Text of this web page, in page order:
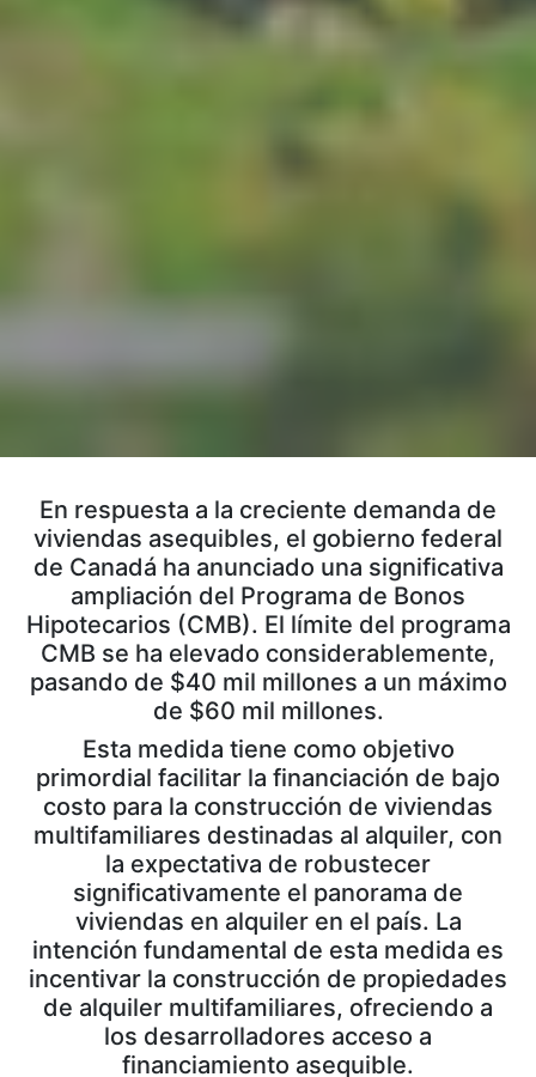
En respuesta a la creciente demanda de
viviendas asequibles, el gobierno federal
de Canadá ha anunciado una significativa
ampliación del Programa de Bonos
Hipotecarios (CMB). El límite del programa
CMB se ha elevado considerablemente,
pasando de $40 mil millones a un máximo
de $60 mil millones.
Esta medida tiene como objetivo
primordial facilitar la financiación de bajo
costo para la construcción de viviendas
multifamiliares destinadas al alquiler, con
la expectativa de robustecer
significativamente el panorama de
viviendas en alquiler en el país. La
intención fundamental de esta medida es
incentivar la construcción de propiedades
de alquiler multifamiliares, ofreciendo a
los desarrolladores acceso a
financiamiento asequible.